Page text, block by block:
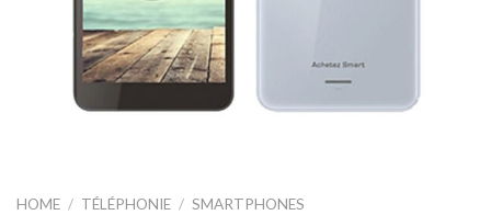
HOME / TÉLÉPHONIE / SMARTPHONES